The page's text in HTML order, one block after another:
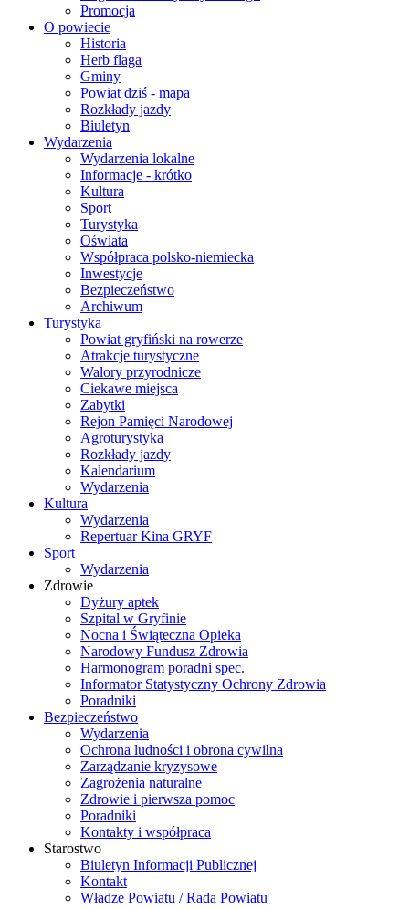
Promocja
O powiecie
Historia
Herb flaga
Gminy
Powiat dziś - mapa
Rozkłady jazdy
Biuletyn
Wydarzenia
Wydarzenia lokalne
Informacje - krótko
Kultura
Sport
Turystyka
Oświata
Współpraca polsko-niemiecka
Inwestycje
Bezpieczeństwo
Archiwum
Turystyka
Powiat gryfiński na rowerze
Atrakcje turystyczne
Walory przyrodnicze
Ciekawe miejsca
Zabytki
Rejon Pamięci Narodowej
Agroturystyka
Rozkłady jazdy
Kalendarium
Wydarzenia
Kultura
Wydarzenia
Repertuar Kina GRYF
Sport
Wydarzenia
Zdrowie
Dyżury aptek
Szpital w Gryfinie
Nocna i Świąteczna Opieka
Narodowy Fundusz Zdrowia
Harmonogram poradni spec.
Informator Statystyczny Ochrony Zdrowia
Poradniki
Bezpieczeństwo
Wydarzenia
Ochrona ludności i obrona cywilna
Zarządzanie kryzysowe
Zagrożenia naturalne
Zdrowie i pierwsza pomoc
Poradniki
Kontakty i współpraca
Starostwo
Biuletyn Informacji Publicznej
Kontakt
Władze Powiatu / Rada Powiatu